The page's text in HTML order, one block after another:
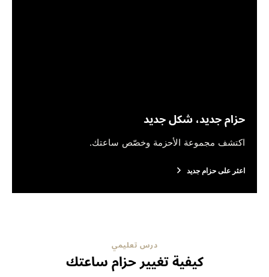
حزام جديد، شكل جديد
اكتشف مجموعة الأحزمة وخصّص ساعتك.
اعثر على حزام جديد
درس تعليمي
كيفية تغيير حزام ساعتك